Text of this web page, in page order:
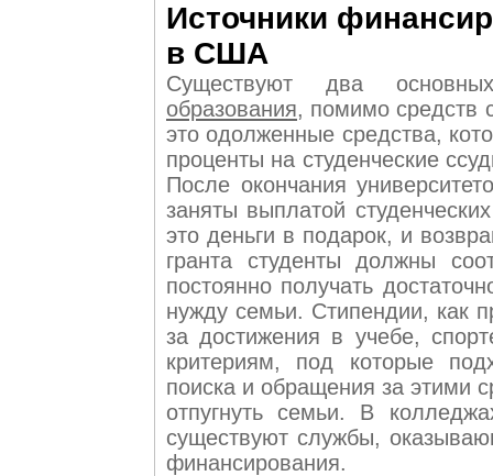
Источники
в США
Существуют два
образования, помимо средств
это одолженные средства,
проценты на студенческие
После окончания
заняты выплатой
это деньги в подарок, и
гранта студенты должны
постоянно получать
нужду семьи. Стипендии, как
за достижения в учебе,
критериям, под которые
поиска и обращения за этими
отпугнуть семьи. В
существуют службы,
финансирования.